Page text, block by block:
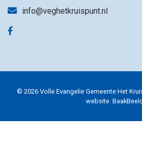
info@veghetkruispunt.nl
© 2026 Volle Evangelie Gemeente Het
website: BaakBeeld